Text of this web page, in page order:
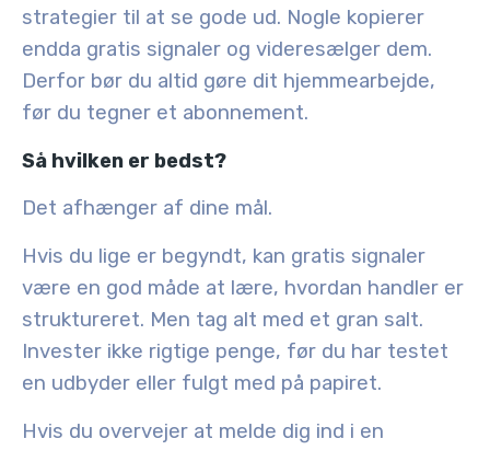
strategier til at se gode ud. Nogle kopierer
endda gratis signaler og videresælger dem.
Derfor bør du altid gøre dit hjemmearbejde,
før du tegner et abonnement.
Så hvilken er bedst?
Det afhænger af dine mål.
Hvis du lige er begyndt, kan gratis signaler
være en god måde at lære, hvordan handler er
struktureret. Men tag alt med et gran salt.
Invester ikke rigtige penge, før du har testet
en udbyder eller fulgt med på papiret.
Hvis du overvejer at melde dig ind i en